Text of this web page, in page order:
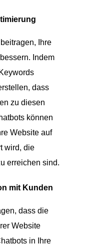
Ihre
Indem
dass
zu diesen
können
Website auf
wird, die
erreichen sind.
mit Kunden
dass die
Website
in Ihre